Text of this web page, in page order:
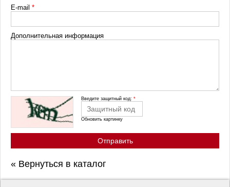
E-mail *
Дополнительная информация
Введите защитный код: *
Обновить картинку
Отправить
« Вернуться в каталог